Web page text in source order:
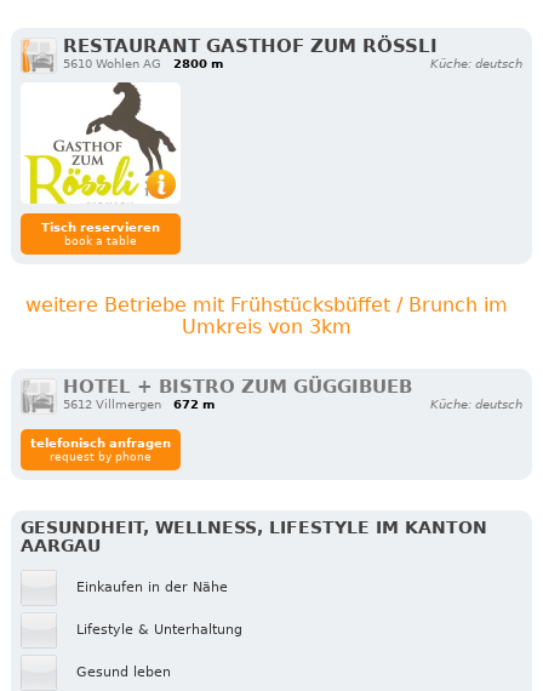
RESTAURANT GASTHOF ZUM RÖSSLI
5610 Wohlen AG 2800 m Küche: deutsch
Tisch reservieren
book a table
weitere Betriebe mit Frühstücksbüffet / Brunch im
Umkreis von 3km
HOTEL + BISTRO ZUM GÜGGIBUEB
5612 Villmergen 672 m Küche: deutsch
telefonisch anfragen
request by phone
GESUNDHEIT, WELLNESS, LIFESTYLE IM KANTON
AARGAU
Einkaufen in der Nähe
Lifestyle & Unterhaltung
Gesund leben